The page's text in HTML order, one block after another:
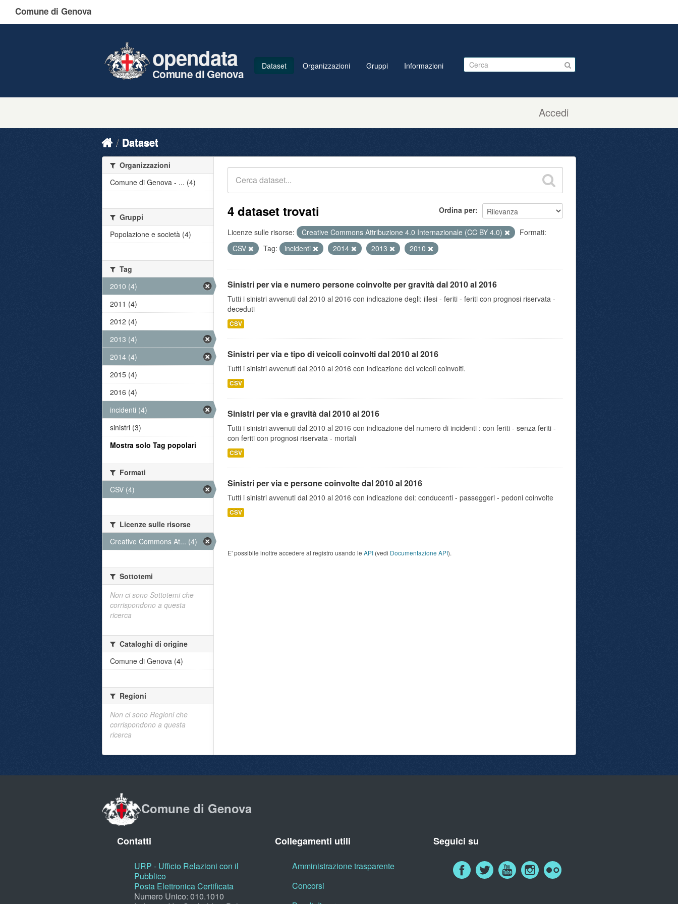
Comune di Genova
Accedi
opendata
Comune di Genova
Dataset Organizzazioni Gruppi Informazioni
Dataset
Ordina per
4 dataset trovati
Licenze sulle risorse: Creative Commons Attribuzione 4.0 Internazionale (CC BY 4.0)
Formati:
CSV
Tag: incidenti 2014 2013 2010
Sinistri per via e numero persone coinvolte per gravità dal 2010 al 2016
Tutti i sinistri avvenuti dal 2010 al 2016 con indicazione degli: illesi - feriti - feriti con prognosi riservata -
deceduti
CSV
Sinistri per via e tipo di veicoli coinvolti dal 2010 al 2016
Tutti i sinistri avvenuti dal 2010 al 2016 con indicazione dei veicoli coinvolti.
CSV
Sinistri per via e gravità dal 2010 al 2016
Tutti i sinistri avvenuti dal 2010 al 2016 con indicazione del numero di incidenti : con feriti - senza feriti -
con feriti con prognosi riservata - mortali
CSV
Sinistri per via e persone coinvolte dal 2010 al 2016
Tutti i sinistri avvenuti dal 2010 al 2016 con indicazione dei: conducenti - passeggeri - pedoni coinvolte
CSV
E' possibile inoltre accedere al registro usando le API (vedi Documentazione API).
Organizzazioni
Comune di Genova - ... (4)
Gruppi
Popolazione e società (4)
Tag
2010 (4)
2011 (4)
2012 (4)
2013 (4)
2014 (4)
2015 (4)
2016 (4)
incidenti (4)
sinistri (3)
Mostra solo Tag popolari
Formati
CSV (4)
Licenze sulle risorse
Creative Commons At... (4)
Sottotemi
Non ci sono Sottotemi che
corrispondono a questa
ricerca
Cataloghi di origine
Comune di Genova (4)
Regioni
Non ci sono Regioni che
corrispondono a questa
ricerca
Comune di Genova
Contatti
URP - Ufficio Relazioni con il
Pubblico
Posta Elettronica Certificata
Numero Unico: 010.1010
Collegamenti utili
Amministrazione trasparente
Concorsi
Seguici su